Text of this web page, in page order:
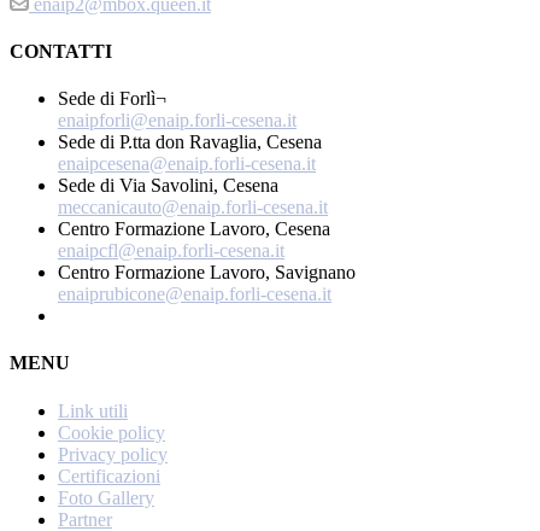
CONTATTI
Sede di Forlì¬
enaipforli@enaip.forli-cesena.it
Sede di P.tta don Ravaglia, Cesena
enaipcesena@enaip.forli-cesena.it
Sede di Via Savolini, Cesena
meccanicauto@enaip.forli-cesena.it
Centro Formazione Lavoro, Cesena
enaipcfl@enaip.forli-cesena.it
Centro Formazione Lavoro, Savignano
enaiprubicone@enaip.forli-cesena.it
MENU
Link utili
Cookie policy
Privacy policy
Certificazioni
Foto Gallery
Partner